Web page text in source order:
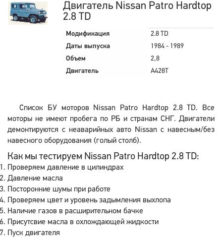
Двигатель Nissan Patro Hardtop
2.8 TD
Модификация
2.8 TD
Даты выпуска
1984 - 1989
Объем
2,8
Двигатель
A428T
Список БУ моторов Nissan Patro Hardtop 2.8 TD. Все
моторы не имеют пробега по РБ и странам СНГ. Двигатели
демонтируются с неаварийных авто Nissan с навесным/без
навесного оборудования (голый столб).
Как мы тестируем Nissan Patro Hardtop 2.8 TD:
Проверяем давление в цилиндрах
Давление масла
Посторонние шумы при работе
Проверяем цвет и уровень задымления выхлопа
Наличие газов в расширительном бачке
Присутсвие масла в охлождающей жидкости
Пуск двигателя